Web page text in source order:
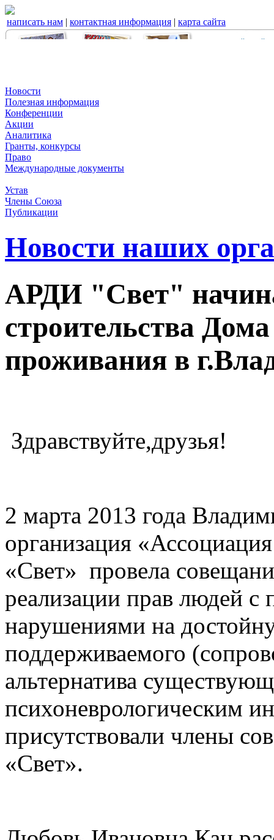
написать нам | контактная информация | карта сайта
Новости
Полезная информация
Конференции
Акции
Аналитика
Гранты, конкурсы
Право
Международные документы
Устав
Члены Союза
Публикации
Новости наших
АРДИ "Свет"
строительства
проживания в
Здравствуйте,друзья!
2 марта 2013 года
организация
«Свет» провела
реализации прав людей с
нарушениями на
поддерживаемого
альтернатива
психоневрологическим
присутствовали члены
«Свет».